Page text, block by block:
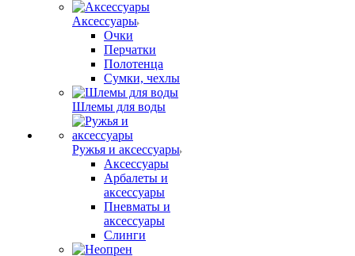
Аксессуары
Очки
Перчатки
Полотенца
Сумки, чехлы
Шлемы для воды
Ружья и аксессуары
Аксессуары
Арбалеты и
аксессуары
Пневматы и
аксессуары
Слинги